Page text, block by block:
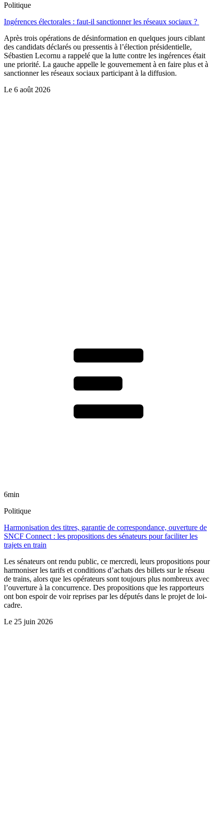
Politique
Ingérences électorales : faut-il sanctionner les réseaux sociaux ?
Après trois opérations de désinformation en quelques jours ciblant
des candidats déclarés ou pressentis à l’élection présidentielle,
Sébastien Lecornu a rappelé que la lutte contre les ingérences était
une priorité. La gauche appelle le gouvernement à en faire plus et à
sanctionner les réseaux sociaux participant à la diffusion.
Le 6 août 2026
6min
Politique
Harmonisation des titres, garantie de correspondance, ouverture de
SNCF Connect : les propositions des sénateurs pour faciliter les
trajets en train
Les sénateurs ont rendu public, ce mercredi, leurs propositions pour
harmoniser les tarifs et conditions d’achats des billets sur le réseau
de trains, alors que les opérateurs sont toujours plus nombreux avec
l’ouverture à la concurrence. Des propositions que les rapporteurs
ont bon espoir de voir reprises par les députés dans le projet de loi-
cadre.
Le 25 juin 2026